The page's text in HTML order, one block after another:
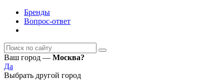
Бренды
Вопрос-ответ
Ваш город — Москва?
Да
Выбрать другой город